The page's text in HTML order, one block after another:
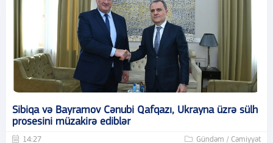
Sibiqa və Bayramov Cənubi Qafqazı, Ukrayna üzrə sülh
prosesini müzakirə ediblər
14:27 Gündəm / Cəmiyyət